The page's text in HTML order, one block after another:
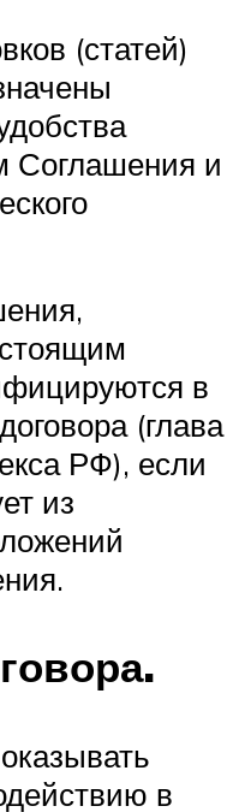
(статей)
Соглашения и
в
(глава
РФ), если
из
в